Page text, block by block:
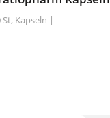
St, Kapseln |